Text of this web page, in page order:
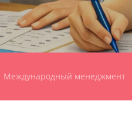
Международный менеджмент